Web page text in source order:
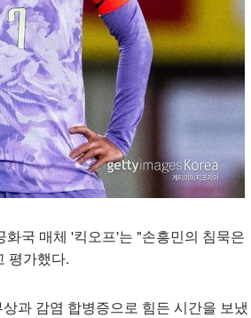
국 매체 '킥오프'는 "손흥민의 침묵은
평가했다.
과 감염 합병증으로 힘든 시간을 보냈